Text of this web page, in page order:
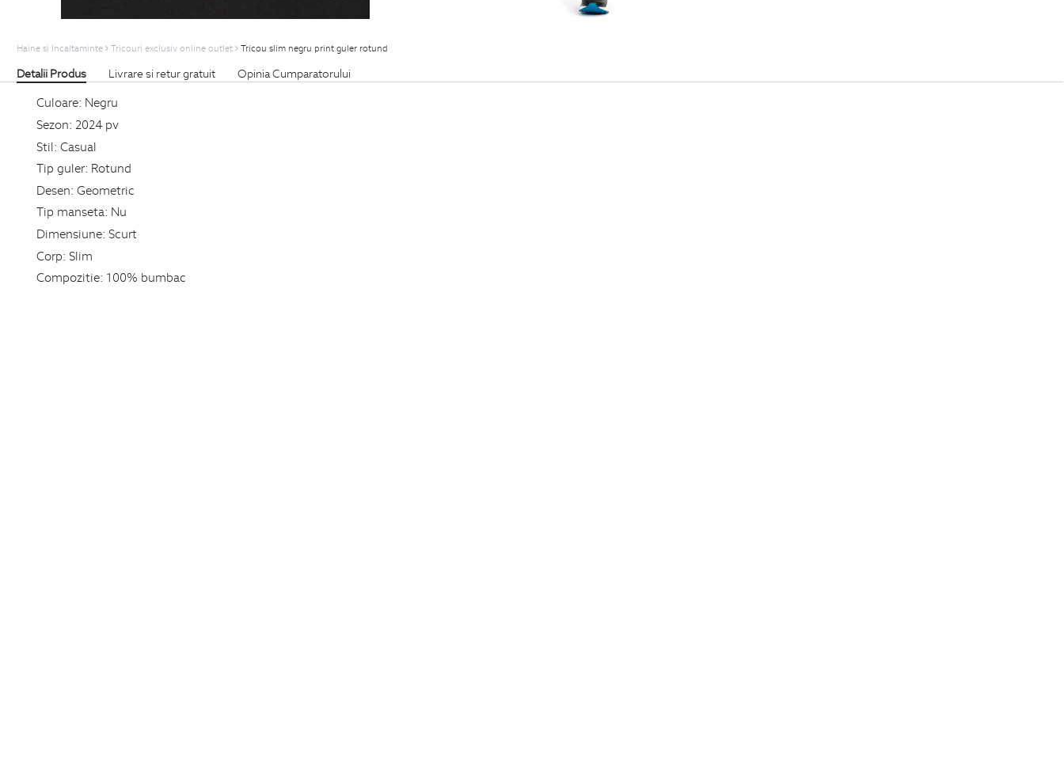
Haine si Incaltaminte Tricouri exclusiv online outlet Tricou slim negru print guler rotund
Detalii Produs Livrare si retur gratuit Opinia Cumparatorului
Culoare: Negru
Sezon: 2024 pv
Stil: Casual
Tip guler: Rotund
Desen: Geometric
Tip manseta: Nu
Dimensiune: Scurt
Corp: Slim
Compozitie: 100% bumbac